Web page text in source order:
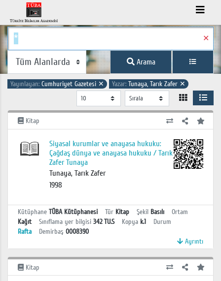
✕
Arama
Yayınlayan: Cumhuriyet Gazetesi ✕ Yazar: Tunaya, Tarık Zafer ✕
Kitap
Siyasal kurumlar ve anayasa hukuku:
Çağdaş dünya ve anayasa hukuku / Tarık
Zafer Tunaya
Tunaya, Tarık Zafer
1998
Kütüphane TÜBA Kütüphanesi Tür Kitap Şekil Basılı
Ortam
Kağıt
Sınıflama yer bilgisi 342 TU.S Kopya k.1
Durum
Rafta
Demirbaş 0008390
Ayrıntı
Kitap